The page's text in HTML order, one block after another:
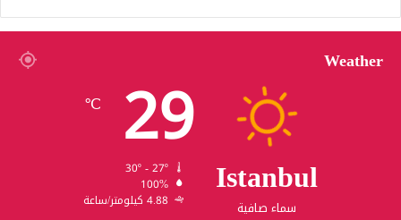
Weather
Istanbul
سماء صافية
29
℃
100%
4.88 كيلومتر/ساعة